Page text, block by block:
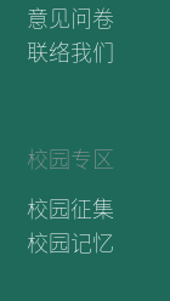
意见问卷
联络我们
校园专区
校园征集
校园记忆